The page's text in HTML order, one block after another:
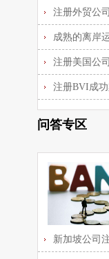
注册外贸公
成熟的离岸
注册美国公
注册BVI成功
问答专区
新加坡公司